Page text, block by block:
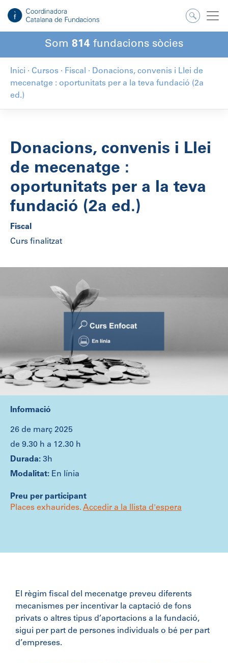
Som 814 fundacions sòcies
Inici · Cursos · Fiscal · Donacions, convenis i Llei de
mecenatge : oportunitats per a la teva fundació (2a
ed.)
Donacions, convenis i Llei
de mecenatge :
oportunitats per a la teva
fundació (2a ed.)
Fiscal
Curs finalitzat
Informació
26 de març 2025
de 9.30 h a 12.30 h
3h
En línia
Preu per participant
Places exhaurides. Accedir a la llista d'espera
El règim fiscal del mecenatge preveu diferents
mecanismes per incentivar la captació de fons
privats o altres tipus d’aportacions a la fundació,
sigui per part de persones individuals o bé per part
d’empreses.